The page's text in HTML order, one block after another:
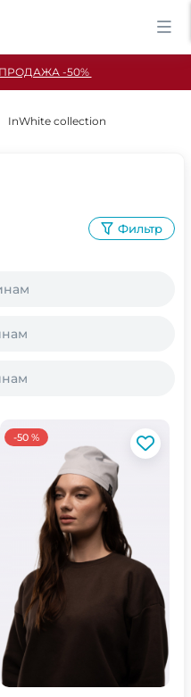
-50%
InWhite collection
Фильтр
-50 %